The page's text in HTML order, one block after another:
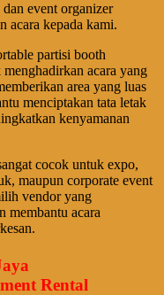
event organizer
acara kepada kami.
partisi booth
acara yang
area yang luas
menciptakan tata letak
kenyamanan
cocok untuk expo,
maupun corporate event
vendor yang
membantu acara
Rental